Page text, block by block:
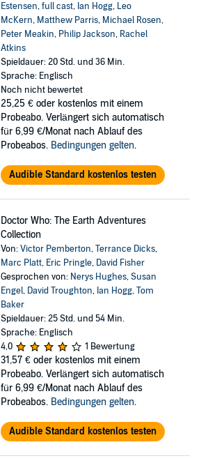
Estensen,full cast, Ian Hogg, Leo
McKern, Matthew Parris, Michael Rosen,
Peter Meakin, Philip Jackson, Rachel
Atkins
Spieldauer: 20 Std. und 36 Min.
Sprache: Englisch
Noch nicht bewertet
25,25 € oder kostenlos mit einem
Probeabo. Verlängert sich automatisch
für 6,99 €/Monat nach Ablauf des
Probeabos. Bedingungen gelten.
Audible Standard kostenlos testen
Doctor Who: The Earth Adventures
Collection
Von:Victor Pemberton,Terrance Dicks,
Marc Platt, Eric Pringle, David Fisher
Gesprochen von: Nerys Hughes,Susan
Engel, David Troughton, Ian Hogg,Tom
Baker
Spieldauer: 25 Std. und 54 Min.
Sprache: Englisch
4,0
1 Bewertung
31,57 € oder kostenlos mit einem
Probeabo. Verlängert sich automatisch
für 6,99 €/Monat nach Ablauf des
Probeabos. Bedingungen gelten.
Audible Standard kostenlos testen